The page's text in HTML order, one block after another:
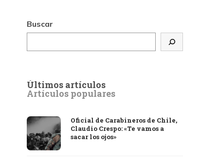
Buscar
Últimos artículos
Artículos populares
Oficial de Carabineros de Chile,
Claudio Crespo: «Te vamos a
sacar los ojos»